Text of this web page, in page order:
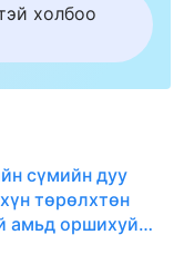
холбоо
сүмийн дуу
төрөлхтөн
амьд оршихуй